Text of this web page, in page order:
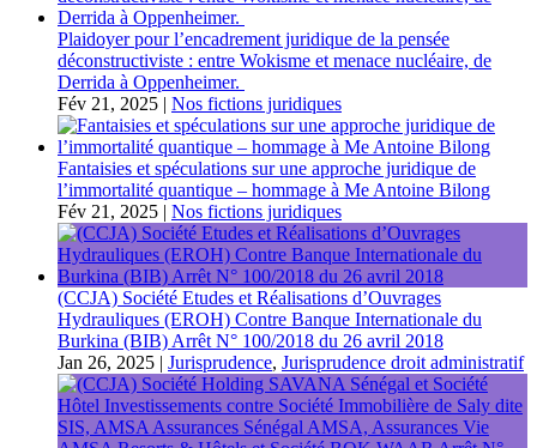
Plaidoyer pour l’encadrement juridique de la pensée
déconstructiviste : entre Wokisme et menace nucléaire, de
Derrida à Oppenheimer.
Fév 21, 2025 | Nos fictions juridiques
Fantaisies et spéculations sur une approche juridique de
l’immortalité quantique – hommage à Me Antoine Bilong
Fév 21, 2025 | Nos fictions juridiques
(CCJA) Société Etudes et Réalisations d’Ouvrages
Hydrauliques (EROH) Contre Banque Internationale du
Burkina (BIB) Arrêt N° 100/2018 du 26 avril 2018
Jan 26, 2025 | Jurisprudence, Jurisprudence droit administratif